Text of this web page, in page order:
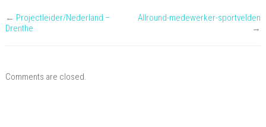
← Projectleider/Nederland –
Drenthe
Allround-medewerker-sportvelden
→
Comments are closed.